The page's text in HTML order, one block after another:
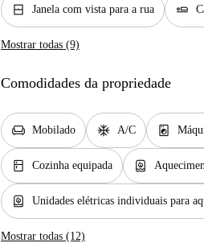
window_closed Janela com vista para a rua airline_seat_flat
Mostrar todas (9)
Comodidades da propriedade
chair Mobilado ac_unit A/C local_laundry_service
kitchen Cozinha equipada water_heater
water_heater Unidades elétricas individuais para
Mostrar todas (12)